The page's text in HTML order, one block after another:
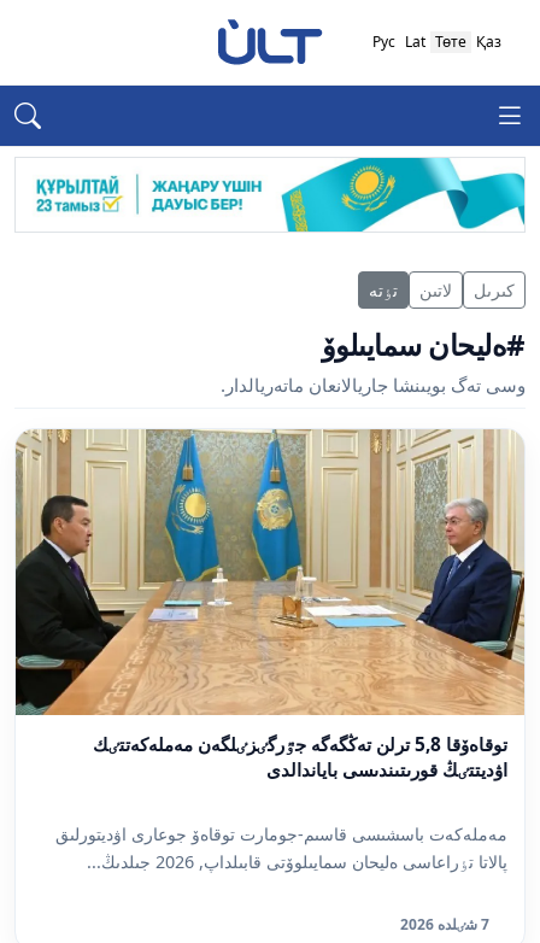
Қаз
Төте
Lat
Рус
كىرىل لاتىن تٶتە
#ەليحان سمايىلوۆ
وسى تەگ بويىنشا جاريالانعان ماتەريالدار.
توقاەۆقا 5,8 ترلن تەڭگەگە جٷرگٸزٸلگەن مەملەكەتتٸك
اۋديتتٸڭ قورىتىندىسى باياندالدى
مەملەكەت باسشىسى قاسىم-جومارت توقاەۆ جوعارى اۋديتورلىق
پالاتا تٶراعاسى ەليحان سمايىلوۆتى قابىلداپ, 2026 جىلدىڭ...
7 شٸلدە 2026